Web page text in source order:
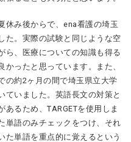
休み後からで、ena看護の埼玉
た。実際の試験と同じような空
ら、医療についての知識も得る
かったと思っています。また、
の約2ヶ月の間で埼玉県立大学
ていました。英語長文の対策と
るため、TARGETを使用しま
単語のみチェックをつけ、それ
た単語を重点的に覚えるという